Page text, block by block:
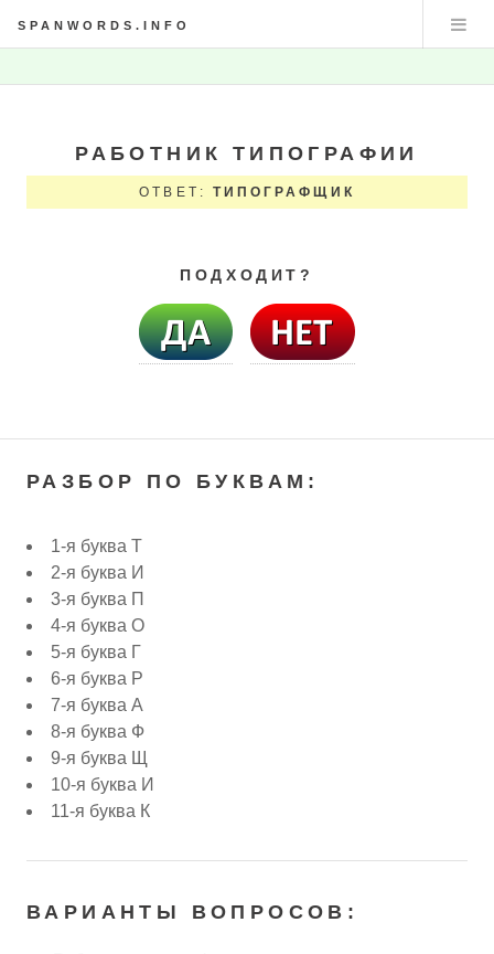
SPANWORDS.INFO
РАБОТНИК ТИПОГРАФИИ
ОТВЕТ: ТИПОГРАФЩИК
ПОДХОДИТ?
РАЗБОР ПО БУКВАМ:
1-я буква Т
2-я буква И
3-я буква П
4-я буква О
5-я буква Г
6-я буква Р
7-я буква А
8-я буква Ф
9-я буква Щ
10-я буква И
11-я буква К
ВАРИАНТЫ ВОПРОСОВ: